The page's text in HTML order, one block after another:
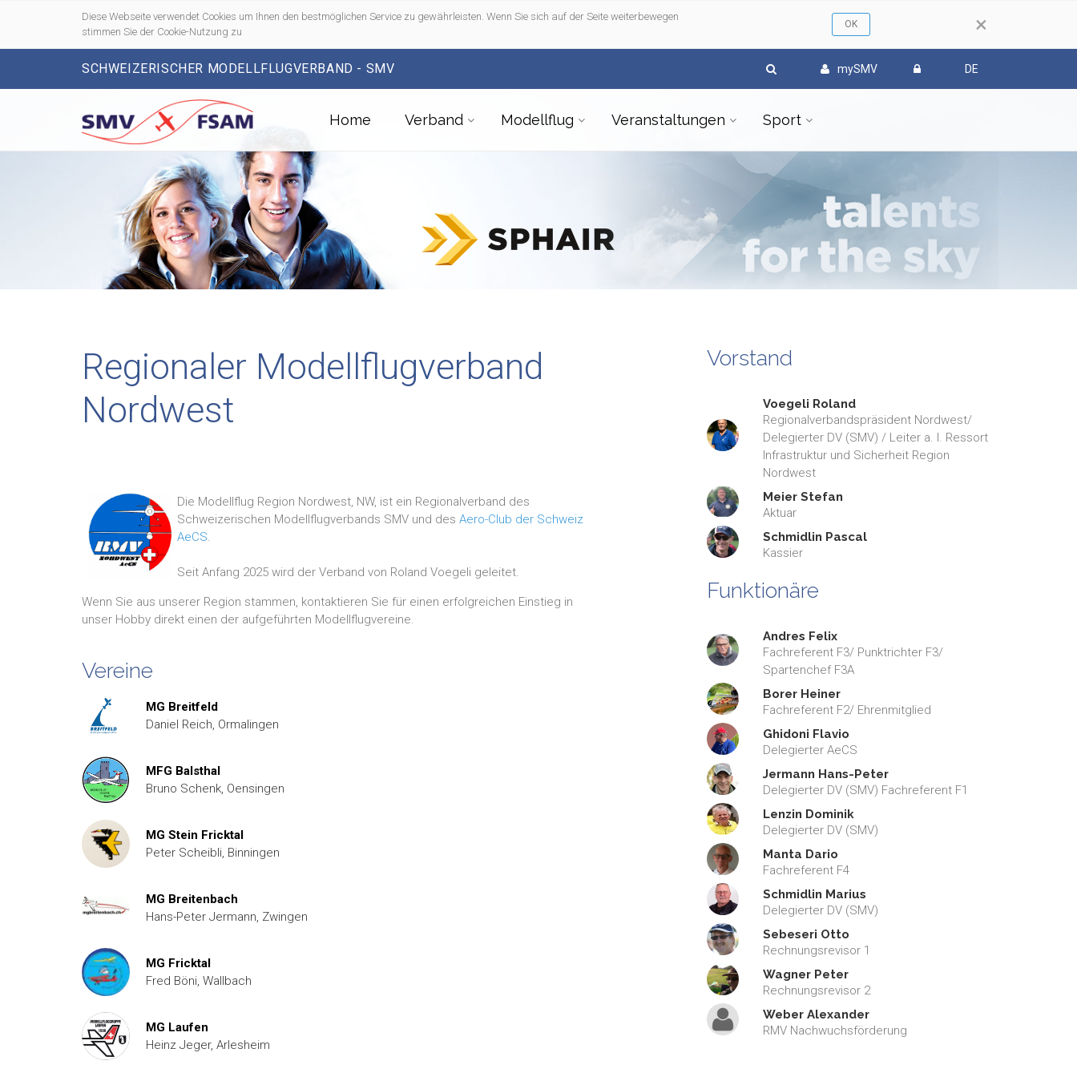
×
Diese Webseite verwendet Cookies um Ihnen den bestmöglichen Service zu gewährleisten. Wenn Sie sich auf der Seite weiterbewegen
stimmen Sie der Cookie-Nutzung zu
SCHWEIZERISCHER MODELLFLUGVERBAND - SMV mySMV DE
Home Verband Modellflug Veranstaltungen Sport
Regionaler Modellflugverband
Nordwest
Die Modellflug Region Nordwest, NW, ist ein Regionalverband des
Schweizerischen Modellflugverbands SMV und des Aero-Club der Schweiz
AeCS.
Seit Anfang 2025 wird der Verband von Roland Voegeli geleitet.
Wenn Sie aus unserer Region stammen, kontaktieren Sie für einen erfolgreichen Einstieg in
unser Hobby direkt einen der aufgeführten Modellflugvereine.
Vereine
MG Breitfeld
Daniel Reich, Ormalingen
MFG Balsthal
Bruno Schenk, Oensingen
MG Stein Fricktal
Peter Scheibli, Binningen
MG Breitenbach
Hans-Peter Jermann, Zwingen
MG Fricktal
Fred Böni, Wallbach
MG Laufen
Heinz Jeger, Arlesheim
Vorstand
Voegeli Roland
Regionalverbandspräsident Nordwest/
Delegierter DV (SMV) / Leiter a. I. Ressort
Infrastruktur und Sicherheit Region
Nordwest
Meier Stefan
Aktuar
Schmidlin Pascal
Kassier
Funktionäre
Andres Felix
Fachreferent F3/ Punktrichter F3/
Spartenchef F3A
Borer Heiner
Fachreferent F2/ Ehrenmitglied
Ghidoni Flavio
Delegierter AeCS
Jermann Hans-Peter
Delegierter DV (SMV) Fachreferent F1
Lenzin Dominik
Delegierter DV (SMV)
Manta Dario
Fachreferent F4
Schmidlin Marius
Delegierter DV (SMV)
Sebeseri Otto
Rechnungsrevisor 1
Wagner Peter
Rechnungsrevisor 2
Weber Alexander
RMV Nachwuchsförderung